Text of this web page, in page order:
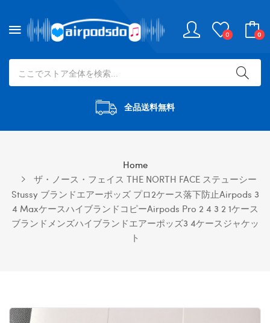
0 0
全品送料無料
Home
ザ・ノース・フェイス THE NORTH FACE ステューシー
Stussy ブランドエアーポッズ プロ2ケース落下防止airpods 3
4 Maxケースハイブランドコピーairpods Pro 2 4 3 2 1ケース
ブランドメンズハイブランドエアーポッズ3 4ケースジャケッ
ト